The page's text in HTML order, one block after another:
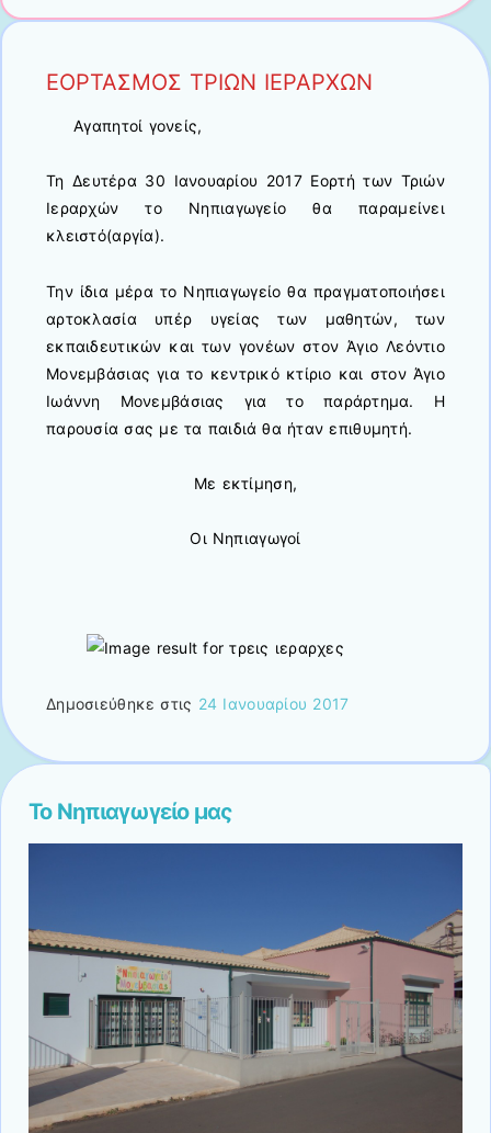
ΕΟΡΤΑΣΜΟΣ ΤΡΙΩΝ ΙΕΡΑΡΧΩΝ
Αγαπητοί γονείς,
Τη Δευτέρα 30 Ιανουαρίου 2017 Εορτή των Τριών
Ιεραρχών το Νηπιαγωγείο θα παραμείνει
κλειστό(αργία).
Την ίδια μέρα το Νηπιαγωγείο θα πραγματοποιήσει
αρτοκλασία υπέρ υγείας των μαθητών, των
εκπαιδευτικών και των γονέων στον Άγιο Λεόντιο
Μονεμβάσιας για το κεντρικό κτίριο και στον Άγιο
Ιωάννη Μονεμβάσιας για το παράρτημα. Η
παρουσία σας με τα παιδιά θα ήταν επιθυμητή.
Με εκτίμηση,
Οι Νηπιαγωγοί
Δημοσιεύθηκε στις 24 Ιανουαρίου 2017
Το Νηπιαγωγείο μας